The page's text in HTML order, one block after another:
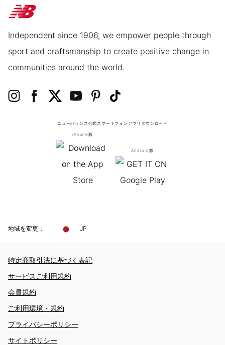
Independent since 1906, we empower people through
sport and craftsmanship to create positive change in
communities around the world.
ニューバランス公式スマートフォンアプリ ダウンロード
iPhone版
Android版
地域を変更： JP
特定商取引法に基づく表記
サービスご利用規約
会員規約
ご利用環境・規約
プライバシーポリシー
サイトポリシー